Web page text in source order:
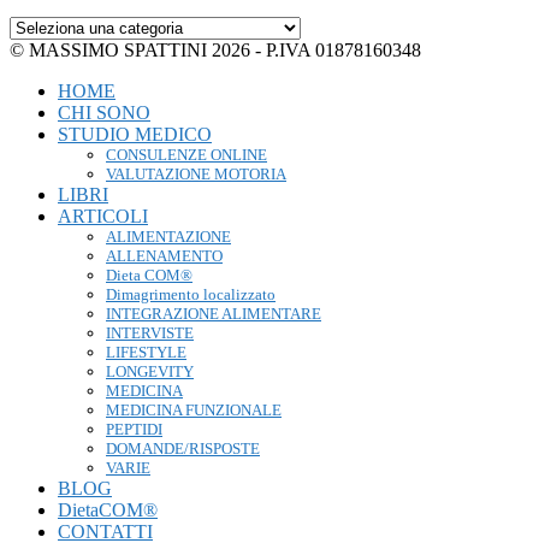
Categorie
© MASSIMO SPATTINI 2026 - P.IVA 01878160348
HOME
CHI SONO
STUDIO MEDICO
CONSULENZE ONLINE
VALUTAZIONE MOTORIA
LIBRI
ARTICOLI
ALIMENTAZIONE
ALLENAMENTO
Dieta COM®
Dimagrimento localizzato
INTEGRAZIONE ALIMENTARE
INTERVISTE
LIFESTYLE
LONGEVITY
MEDICINA
MEDICINA FUNZIONALE
PEPTIDI
DOMANDE/RISPOSTE
VARIE
BLOG
DietaCOM®
CONTATTI